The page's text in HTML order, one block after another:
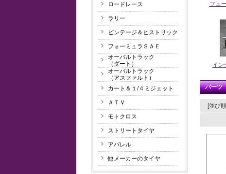
ロードレース
ラリー
ビンテージ＆ヒストリック
フォーミュラＳＡＥ
オーバルトラック
（ダート）
オーバルトラック
（アスファルト）
カート＆１/４ミジェット
ＡＴＶ
モトクロス
ストリートタイヤ
アパレル
他メーカーのタイヤ
フュ
イン
パーツ
[並び